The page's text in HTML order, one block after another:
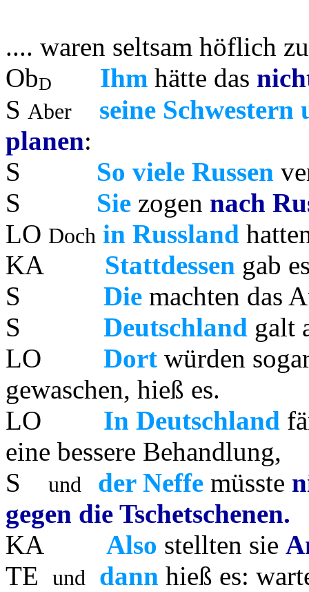
.... waren seltsam höflich
ObD Ihm hätte das
S Aber
seine
planen:
S So viele Russen
S Sie zogen nach
LO Doch in Russland
KA Stattdessen gab
S Die machten das
S Deutschland galt
LO Dort würden
gewaschen, hieß es.
LO
In Deutschland
eine bessere Behandlung,
S
und der Neffe müsste
gegen die Tschetschenen.
KA
Also stellten sie
TE
und dann hieß es: